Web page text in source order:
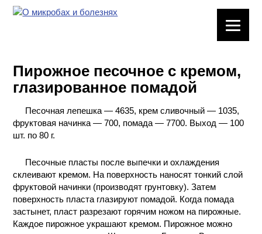
ХИМИЧЕСКАЯ
ПОСУДА
МЕТОДЫ
ПРАКТИЧЕСКОЙ
ХИМИИ
ХИМИЯ НА
ПРОИЗВОДСТВЕ
Пирожное песочное с кремом,
глазированное помадой
Песочная лепешка — 4635, крем сливочный — 1035,
фруктовая начинка — 700, помада — 7700. Выход — 100
шт. по 80 г.
Песочные пласты после выпечки и охлаждения
склеивают кремом. На поверхность наносят тонкий слой
фруктовой начинки (производят грунтовку). Затем
поверхность пласта глазируют помадой. Когда помада
застынет, пласт разрезают горячим ножом на пирожные.
Каждое пирожное украшают кремом. Пирожное можно